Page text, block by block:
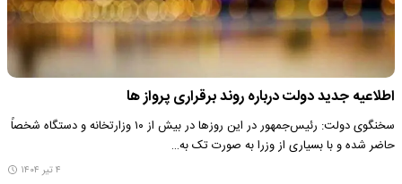
اطلاعیه جدید دولت درباره روند برقراری پرواز ها
سخنگوی دولت: رئیس‌جمهور در این روزها در بیش از ۱۰ وزارتخانه و دستگاه شخصاً
حاضر شده و با بسیاری از وزرا به صورت تک به…
۴ تیر ۱۴۰۴